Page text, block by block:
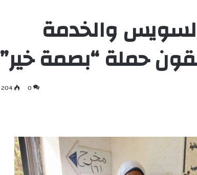
والخدمة
حملة “بصمة خير”
0
204